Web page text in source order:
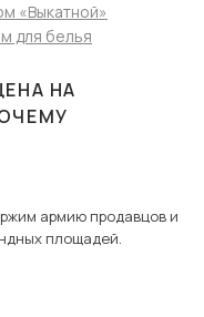
«Выкатной»
для белья
НА
армию продавцов и
площадей.